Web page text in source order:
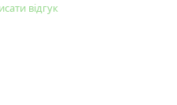
відгук